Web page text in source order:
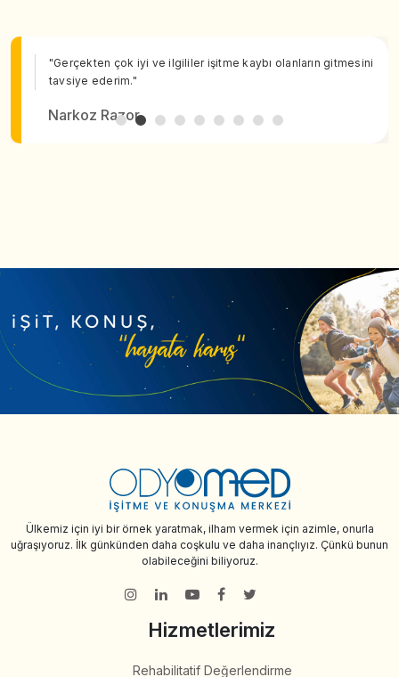
"Gerçekten çok iyi ve ilgililer işitme kaybı olanların gitmesini
tavsiye ederim."
Narkoz Razor
Ülkemiz için iyi bir örnek yaratmak, ilham vermek için azimle, onurla
uğraşıyoruz. İlk günkünden daha coşkulu ve daha inançlıyız. Çünkü bunun
olabileceğini biliyoruz.
Hizmetlerimiz
Rehabilitatif Değerlendirme